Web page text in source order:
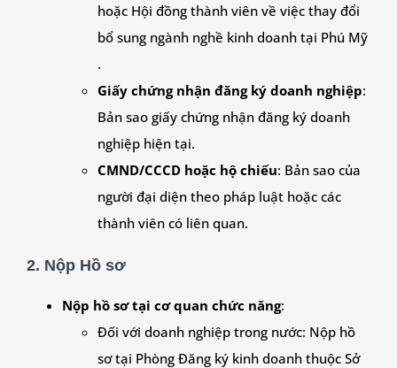
hoặc Hội đồng thành viên về việc thay đổi
bổ sung ngành nghề kinh doanh tại Phú Mỹ
.
Giấy chứng nhận đăng ký doanh nghiệp:
Bản sao giấy chứng nhận đăng ký doanh
nghiệp hiện tại.
CMND/CCCD hoặc hộ chiếu: Bản sao của
người đại diện theo pháp luật hoặc các
thành viên có liên quan.
2. Nộp Hồ sơ
Nộp hồ sơ tại cơ quan chức năng:
Đối với doanh nghiệp trong nước: Nộp hồ
sơ tại Phòng Đăng ký kinh doanh thuộc Sở